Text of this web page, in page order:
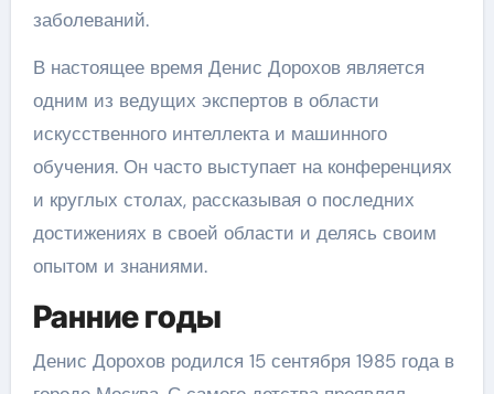
заболеваний.
В настоящее время Денис Дорохов является
одним из ведущих экспертов в области
искусственного интеллекта и машинного
обучения. Он часто выступает на конференциях
и круглых столах, рассказывая о последних
достижениях в своей области и делясь своим
опытом и знаниями.
Ранние годы
Денис Дорохов родился 15 сентября 1985 года в